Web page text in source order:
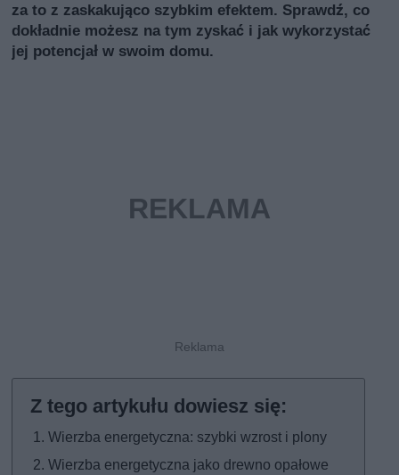
za to z zaskakująco szybkim efektem. Sprawdź, co
dokładnie możesz na tym zyskać i jak wykorzystać
jej potencjał w swoim domu.
Wierzba energetyczna: szybki wzrost i plony
Wierzba energetyczna jako drewno opałowe